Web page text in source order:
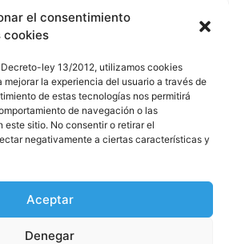
el consentimiento
cookies
ley 13/2012, utilizamos cookies
mejorar la experiencia del usuario a través de
de estas tecnologías nos permitirá
de navegación o las
sitio. No consentir o retirar el
negativamente a ciertas características y
Aceptar
Denegar
FLOYD cumple 53 años.
FLOYD volverán al Palau de